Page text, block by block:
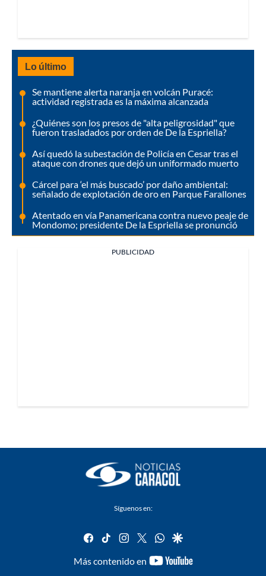
Lo último
Se mantiene alerta naranja en volcán Puracé:
actividad registrada es la máxima alcanzada
¿Quiénes son los presos de "alta peligrosidad" que
fueron trasladados por orden de De la Espriella?
Así quedó la subestación de Policía en Cesar tras el
ataque con drones que dejó un uniformado muerto
Cárcel para ‘el más buscado’ por daño ambiental:
señalado de explotación de oro en Parque Farallones
Atentado en vía Panamericana contra nuevo peaje de
Mondomo; presidente De la Espriella se pronunció
PUBLICIDAD
Síguenos en:
facebook
tiktok instagram
twitterwhatsapp
google
Más contenido en
youtube-